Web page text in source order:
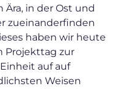
Ära, in der Ost und
zueinanderfinden
haben wir heute
Projekttag zur
auf auf
Weisen